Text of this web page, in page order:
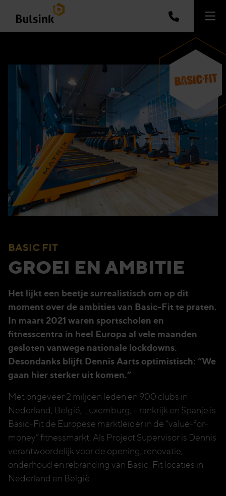
BASIC FIT
GROEI EN AMBITIE
Het lijkt een beetje surrealistisch om op dit
moment over de ambities van Basic-Fit te praten.
In maart 2021 waren sportscholen en
fitnesscentra in heel Europa al vele maanden
gesloten vanwege nationale lockdowns.
Desondanks blijft Dennis Aarts optimistisch: “We
gaan hier sterker uit komen.”
Met ongeveer 2 miljoen leden en 900 clubs in
Nederland, België, Luxemburg, Frankrijk en Spanje is
Basic-Fit de Europese marktleider in de “value-for-
money” fitnessmarkt. Als Project Supervisor is Dennis
verantwoordelijk voor de opening, renovatie,
onderhoud en rebranding van Basic-Fit locaties in
Nederland en België.